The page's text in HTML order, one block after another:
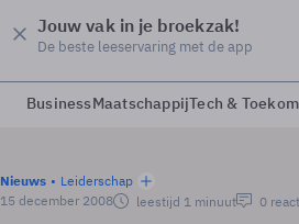
Jouw vak in je broekzak!
De beste leeservaring met de app
BusinessMaatschappijTech &
Nieuws
Leiderschap
15 december 2008
leestijd 1 minuut 0